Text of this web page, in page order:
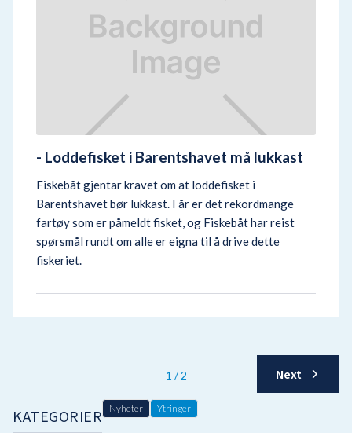
- Loddefisket i Barentshavet må lukkast
Fiskebåt gjentar kravet om at loddefisket i
Barentshavet bør lukkast. I år er det rekordmange
fartøy som er påmeldt fisket, og Fiskebåt har reist
spørsmål rundt om alle er eigna til å drive dette
fiskeriet.
1 / 2 Next
KATEGORIER Nyheter Ytringer